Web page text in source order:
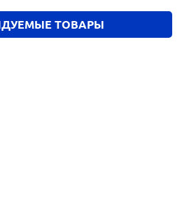
ТОВАРЫ